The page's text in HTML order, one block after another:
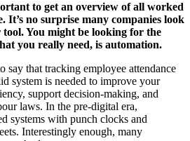
to get an overview of all worked
It’s no surprise many companies look
tool. You might be looking for the
you really need, is automation.
say that tracking employee attendance
system is needed to improve your
support decision-making, and
laws. In the pre-digital era,
systems with punch clocks and
Interestingly enough, many